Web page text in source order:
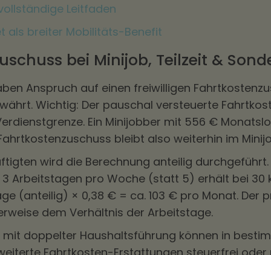
Leitfaden
als breiter Mobilitäts-Benefit
bei Minijob, Teilzeit &
Anspruch auf einen freiwilligen
Wichtig: Der pauschal versteuerte
Ein Minijobber mit 556 €
bleibt also weiterhin im
wird die Berechnung anteilig durchgeführt.
Arbeitstagen pro Woche (statt 5) erhält bei 30
(anteilig) × 0,38 € = ca. 103 € pro Monat. Der
dem Verhältnis der Arbeitstage.
mit doppelter Haushaltsführung können in